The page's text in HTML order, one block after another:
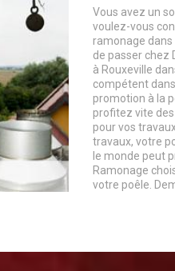
Vous avez un
voulez-vous
ramonage dans
de passer chez
à Rouxeville
compétent
promotion à la
profitez vite
pour vos
travaux, votre
le monde peut
Ramonage
votre poêle.